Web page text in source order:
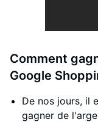
Comment
Google
De nos jours, il
gagner de